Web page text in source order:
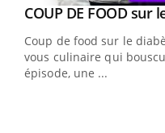
Youtube
COUP DE FOOD sur
Coup de food sur le
vous culinaire qui
épisode, une ...